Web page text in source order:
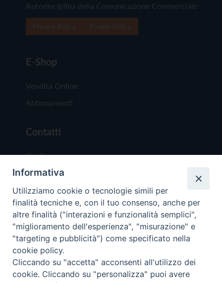
Autodisciplina della Comunicazione Commerciale
E-Shop
Vendita Online
Abbonamenti
Contatti
Chi Siamo
Redazione
Scrivici
Copyright © 2019 - Tutti i diritti riservati - Vita
Trentina Editrice
Informativa
Utilizziamo cookie o tecnologie simili per
finalità tecniche e, con il tuo consenso, anche per
altre finalità ("interazioni e funzionalità semplici",
"miglioramento dell'esperienza", "misurazione" e
"targeting e pubblicità") come specificato nella
cookie policy.
Cliccando su "accetta" acconsenti all'utilizzo dei
cookie. Cliccando su "personalizza" puoi avere